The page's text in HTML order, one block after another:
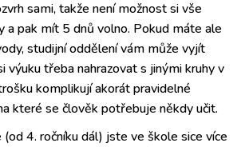
sami, takže není možnost si vše
a pak mít 5 dnů volno. Pokud máte ale
studijní oddělení vám může vyjít
výuku třeba nahrazovat s jinými kruhy v
komplikují akorát pravidelné
které se člověk potřebuje někdy učit.
(od 4. ročníku dál) jste ve škole sice více